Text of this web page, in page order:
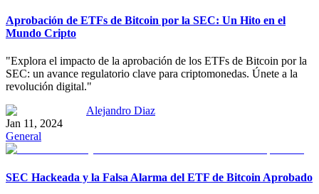
Aprobación de ETFs de Bitcoin por la SEC: Un Hito en el
Mundo Cripto
"Explora el impacto de la aprobación de los ETFs de Bitcoin por la
SEC: un avance regulatorio clave para criptomonedas. Únete a la
revolución digital."
Alejandro Diaz
Jan 11, 2024
General
SEC Hackeada y la Falsa Alarma del ETF de Bitcoin Aprobado